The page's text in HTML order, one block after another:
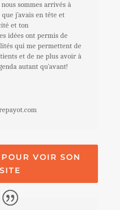
sommes arrivés à
j’avais en tête et
et ton
idées ont permis de
qui me permettent de
et de ne plus avoir à
autant qu’avant!
VOIR SON
SITE